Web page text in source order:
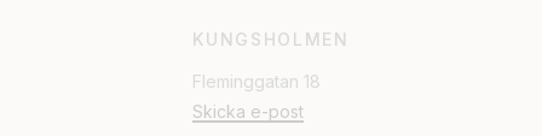
KUNGSHOLMEN
Fleminggatan 18
Skicka e-post